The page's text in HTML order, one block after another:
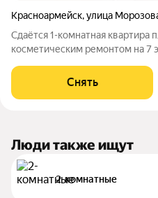
Красноармейск,улица
Сдаётся 1-комнатная квартира
косметическим ремонтом на 7
грузовых и 1
Снять
Люди также ищут
2-комнатные